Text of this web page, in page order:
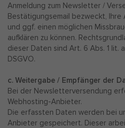
Anmeldung zum Newsletter /
Bestätigungsemail bezweckt, Ihre
und ggf. einen möglichen
aufklären zu können.
dieser Daten sind Art. 6 Abs. 1 lit.
DSGVO.
c. Weitergabe / Empfänger der
Bei der Newsletterversendung
Webhosting-Anbieter.
Die erfassten Daten werden bei
Anbieter gespeichert. Dieser